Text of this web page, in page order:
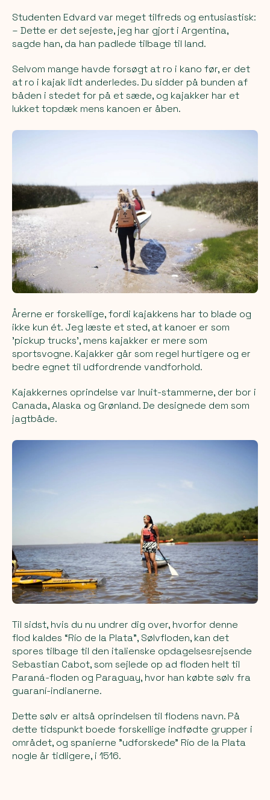
Studenten Edvard var meget tilfreds og entusiastisk:
– Dette er det sejeste, jeg har gjort i Argentina,
sagde han, da han padlede tilbage til land.
Selvom mange havde forsøgt at ro i kano før, er det
at ro i kajak lidt anderledes. Du sidder på bunden af
båden i stedet for på et sæde, og kajakker har et
lukket topdæk mens kanoen er åben.
Årerne er forskellige, fordi kajakkens har to blade og
ikke kun ét. Jeg læste et sted, at kanoer er som
'pickup trucks', mens kajakker er mere som
sportsvogne. Kajakker går som regel hurtigere og er
bedre egnet til udfordrende vandforhold.
Kajakkernes oprindelse var Inuit-stammerne, der bor i
Canada, Alaska og Grønland. De designede dem som
jagtbåde.
Til sidst, hvis du nu undrer dig over, hvorfor denne
flod kaldes “Río de la Plata", Sølvfloden, kan det
spores tilbage til den italienske opdagelsesrejsende
Sebastian Cabot, som sejlede op ad floden helt til
Paraná-floden og Paraguay, hvor han købte sølv fra
guaraní-indianerne.
Dette sølv er altså oprindelsen til flodens navn. På
dette tidspunkt boede forskellige indfødte grupper i
området, og spanierne "udforskede" Río de la Plata
nogle år tidligere, i 1516.